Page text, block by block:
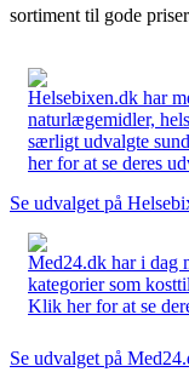
sortiment til gode
Helsebixen.dk har
naturlægemidler,
særligt udvalgte
her for at se deres
Se udvalget på
Med24.dk har i dag
kategorier som
Klik her for at se
Se udvalget på